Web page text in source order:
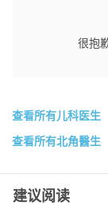
很抱
查看所有儿科医生
查看所有北角醫生
建议阅读